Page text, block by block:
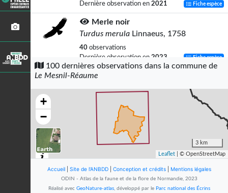
Dernière observation en 2021 Fiche espèce
Merle noir
Turdus merula Linnaeus, 1758
40 observations
Dernière observation en 2023 Fiche espèce
Corneille noire
Corvus coroneLinnaeus, 1758
observations
Dernière observation en
Fiche espèce
Pinson des arbres
Fringilla coelebsLinnaeus, 1758
Fauvette à tête noire
100 dernières observations dans la commune de
Le Mesnil-Réaume
+
−
3 km
Leaflet | © OpenStreetMap
Accueil Site de l'ANBDD Conception et crédits Mentions légales
ODIN - Atlas de la faune et de la flore de Normandie, 2023
Réalisé avec GeoNature-atlas, développé par le Parc national des Écrins